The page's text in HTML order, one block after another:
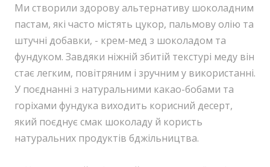
Ми створили здорову альтернативу шоколадним
пастам, які часто містять цукор, пальмову олію та
штучні добавки, - крем-мед з шоколадом та
фундуком. Завдяки ніжній збитій текстурі меду він
стає легким, повітряним і зручним у використанні.
У поєднанні з натуральними какао-бобами та
горіхами фундука виходить корисний десерт,
який поєднує смак шоколаду й користь
натуральних продуктів бджільництва.